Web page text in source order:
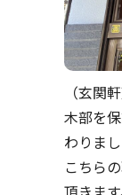
（玄関
木部を
わりま
こちら